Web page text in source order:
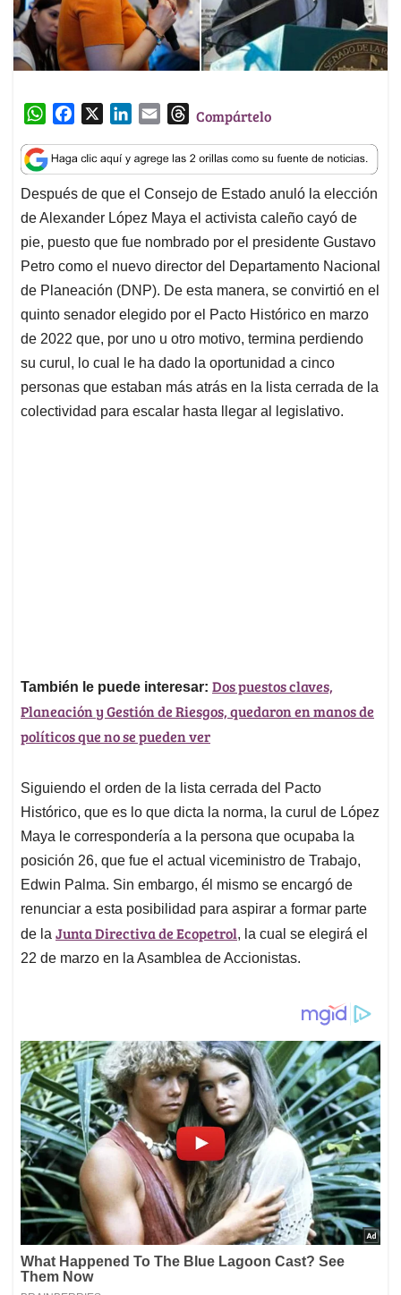
W
a
t
s
A
p
p
c
e
b
o
o
k
n
k
e
d
I
n
a
i
l
T
r
e
a
d
s
Compártelo
Después de que el Consejo de Estado anuló la elección
de Alexander López Maya el activista caleño cayó de
pie, puesto que fue nombrado por el presidente Gustavo
Petro como el nuevo director del Departamento Nacional
de Planeación (DNP). De esta manera, se convirtió en el
quinto senador elegido por el Pacto Histórico en marzo
de 2022 que, por uno u otro motivo, termina perdiendo
su curul, lo cual le ha dado la oportunidad a cinco
personas que estaban más atrás en la lista cerrada de la
colectividad para escalar hasta llegar al legislativo.
También le puede interesar: Dos puestos claves,
Planeación y Gestión de Riesgos, quedaron en manos de
políticos que no se pueden ver
Siguiendo el orden de la lista cerrada del Pacto
Histórico, que es lo que dicta la norma, la curul de López
Maya le correspondería a la persona que ocupaba la
posición 26, que fue el actual viceministro de Trabajo,
Edwin Palma. Sin embargo, él mismo se encargó de
renunciar a esta posibilidad para aspirar a formar parte
de la Junta Directiva de Ecopetrol, la cual se elegirá el
22 de marzo en la Asamblea de Accionistas.